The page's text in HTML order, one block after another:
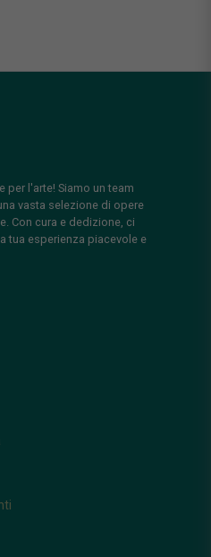
per l'arte! Siamo un team
vasta selezione di opere
Con cura e dedizione, ci
tua esperienza piacevole e